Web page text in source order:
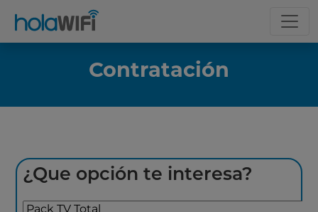
Contratación
¿Que opción te interesa?